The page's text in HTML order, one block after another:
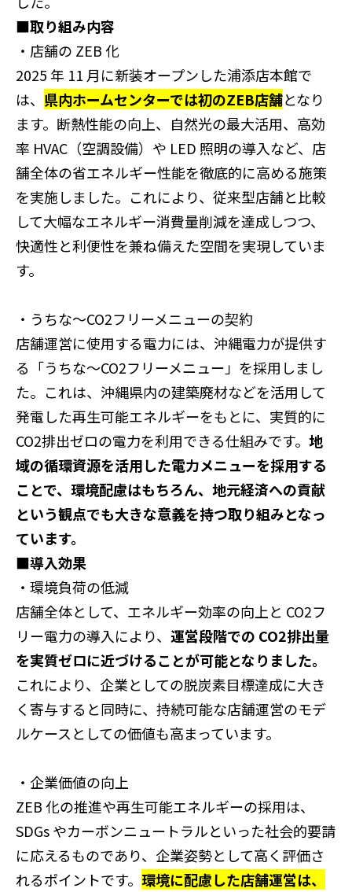
■取り組み内容
・店舗の ZEB化
2025年 11 月に新装オープンした浦添店本館で
は、 県内ホームセンターでは初のZEB店舗となり
ます。断熱性能の向上、自然光の最大活用、高効
率 HVAC （空調設備）や LED 照明の導入など、店
舗全体の省エネルギー性能を徹底的に高める施策
を実施しました。これにより、従来型店舗と比較
して大幅なエネルギー消費量削減を達成しつつ、
快適性と利便性を兼ね備えた空間を実現していま
す。
・うちな～CO2フリーメニューの契約
店舗運営に使用する電力には、沖縄電力が提供す
る「うちな～CO2フリーメニュー」を採用しまし
た。これは、沖縄県内の建築廃材などを活用して
発電した再生可能エネルギーをもとに、実質的に
CO2排出ゼロの電力を利用できる仕組みです。 地
域の循環資源を活用した電力メニューを採用する
ことで、環境配慮はもちろん、地元経済への貢献
という観点でも大きな意義を持つ取り組みとなっ
ています。
■導入効果
・環境負荷の低減
店舗全体として、エネルギー効率の向上と CO2フ
リー電力の導入により、 運営段階での CO2排出量
を実質ゼロに近づけることが可能となりました。
これにより、企業としての脱炭素目標達成に大き
く寄与すると同時に、持続可能な店舗運営のモデ
ルケースとしての価値も高まっています。
・企業価値の向上
ZEB化の推進や再生可能エネルギーの採用は、
SDGsやカーボンニュートラルといった社会的要請
に応えるものであり、企業姿勢として高く評価さ
れるポイントです。 環境に配慮した店舗運営は、